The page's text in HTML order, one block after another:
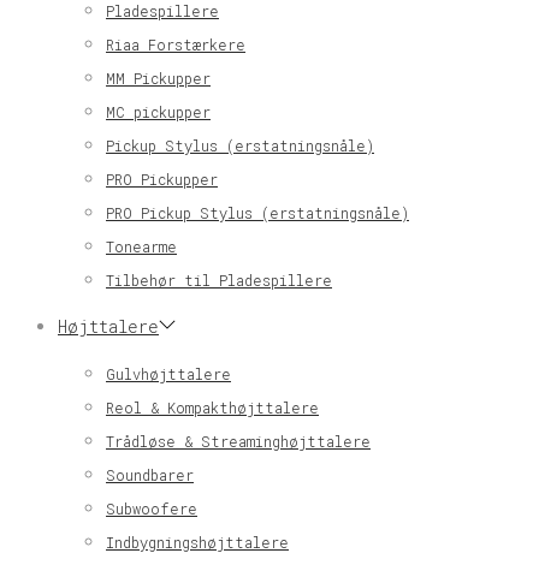
Pladespillere
Riaa Forstærkere
MM Pickupper
MC pickupper
Pickup Stylus (erstatningsnåle)
PRO Pickupper
PRO Pickup Stylus (erstatningsnåle)
Tonearme
Tilbehør til Pladespillere
Højttalere
Gulvhøjttalere
Reol & Kompakthøjttalere
Trådløse & Streaminghøjttalere
Soundbarer
Subwoofere
Indbygningshøjttalere